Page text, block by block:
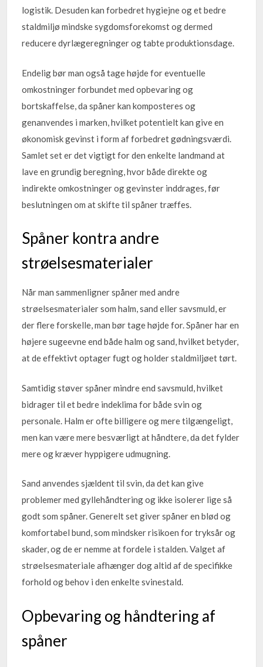
logistik. Desuden kan forbedret hygiejne og et bedre
staldmiljø mindske sygdomsforekomst og dermed
reducere dyrlægeregninger og tabte produktionsdage.
Endelig bør man også tage højde for eventuelle
omkostninger forbundet med opbevaring og
bortskaffelse, da spåner kan komposteres og
genanvendes i marken, hvilket potentielt kan give en
økonomisk gevinst i form af forbedret gødningsværdi.
Samlet set er det vigtigt for den enkelte landmand at
lave en grundig beregning, hvor både direkte og
indirekte omkostninger og gevinster inddrages, før
beslutningen om at skifte til spåner træffes.
Spåner kontra andre
strøelsesmaterialer
Når man sammenligner spåner med andre
strøelsesmaterialer som halm, sand eller savsmuld, er
der flere forskelle, man bør tage højde for. Spåner har en
højere sugeevne end både halm og sand, hvilket betyder,
at de effektivt optager fugt og holder staldmiljøet tørt.
Samtidig støver spåner mindre end savsmuld, hvilket
bidrager til et bedre indeklima for både svin og
personale. Halm er ofte billigere og mere tilgængeligt,
men kan være mere besværligt at håndtere, da det fylder
mere og kræver hyppigere udmugning.
Sand anvendes sjældent til svin, da det kan give
problemer med gyllehåndtering og ikke isolerer lige så
godt som spåner. Generelt set giver spåner en blød og
komfortabel bund, som mindsker risikoen for tryksår og
skader, og de er nemme at fordele i stalden. Valget af
strøelsesmateriale afhænger dog altid af de specifikke
forhold og behov i den enkelte svinestald.
Opbevaring og håndtering af
spåner